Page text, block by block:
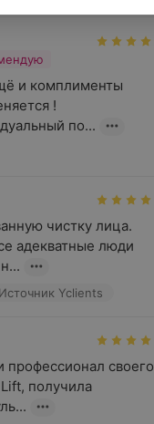
и комплименты
!
по...
чистку лица.
адекватные люди
Источник Yclients
профессионал своего
получила